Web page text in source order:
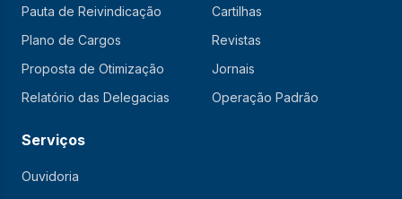
Pauta de Reivindicação
Plano de Cargos
Proposta de Otimização
Relatório das Delegacias
Cartilhas
Revistas
Jornais
Operação Padrão
Serviços
Ouvidoria